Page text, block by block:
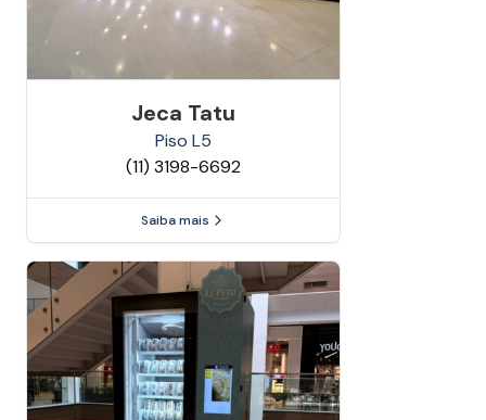
Jeca Tatu
Piso L5
(11) 3198-6692
Saiba mais